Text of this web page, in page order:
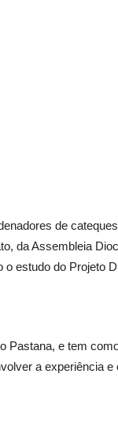
de
da Assembleia
estudo do Projeto
Pastana, e tem
a experiência